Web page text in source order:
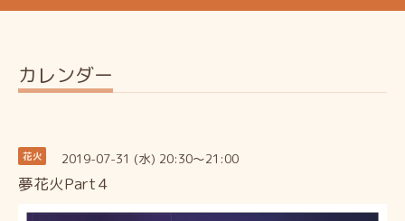
カレンダー
花火 2019-07-31 (水) 20:30～21:00
夢花火Part４